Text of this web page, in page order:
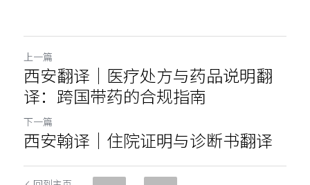
上一篇
西安翻译｜医疗处方与药品说明翻
译：跨国带药的合规指南
下一篇
西安翰译｜住院证明与诊断书翻译